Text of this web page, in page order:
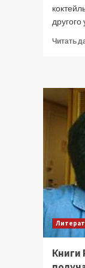
другого
Читать
Книги